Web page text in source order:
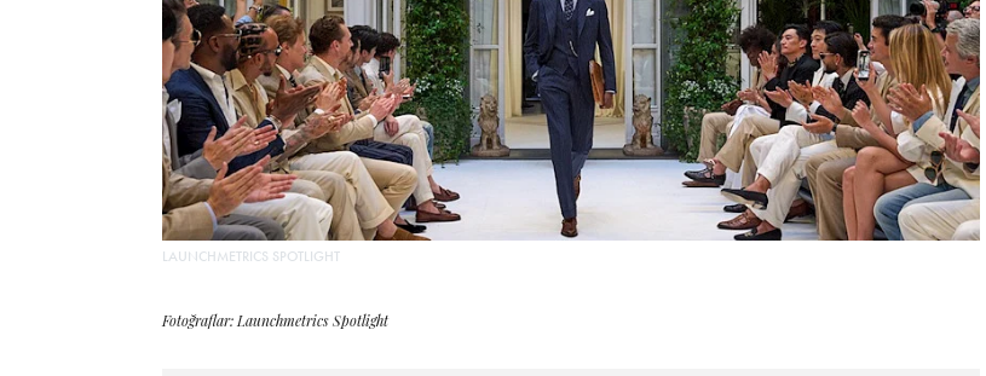
LAUNCHMETRICS SPOTLIGHT
Fotoğraflar: Launchmetrics Spotlight